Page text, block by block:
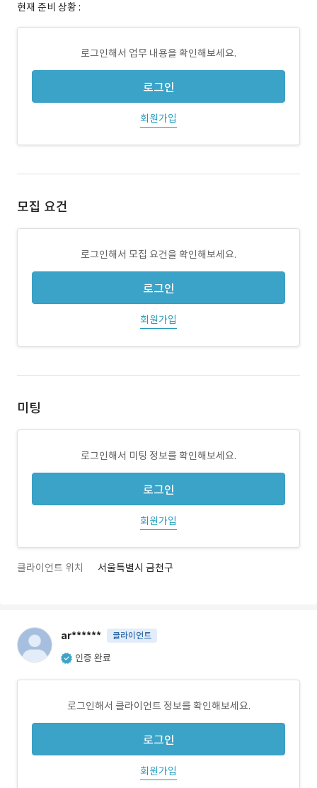
현재 준비 상황 :
로그인해서 업무 내용을 확인해보세요.
로그인
회원가입
모집 요건
로그인해서 모집 요건을 확인해보세요.
로그인
회원가입
미팅
로그인해서 미팅 정보를 확인해보세요.
로그인
회원가입
클라이언트 위치 서울특별시 금천구
ar****** 클라이언트
인증 완료
로그인해서 클라이언트 정보를 확인해보세요.
로그인
회원가입